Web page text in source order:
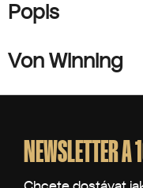
Popis
Von Winning
NEWSLETTER